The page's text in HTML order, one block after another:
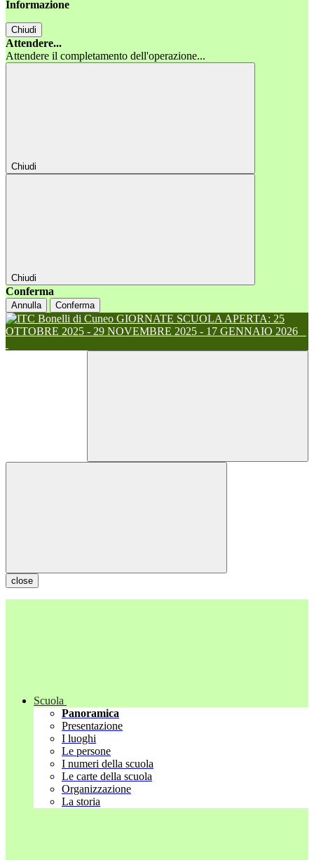
Informazione
Chiudi
Attendere...
Attendere il completamento dell'operazione...
Chiudi
Chiudi
Conferma
Annulla Conferma
GIORNATE SCUOLA APERTA: 25
OTTOBRE 2025 - 29 NOVEMBRE 2025 - 17 GENNAIO 2026
close
Scuola
Panoramica
Presentazione
I luoghi
Le persone
I numeri della scuola
Le carte della scuola
Organizzazione
La storia